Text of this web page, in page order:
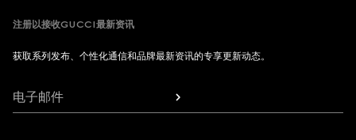
注册以接收GUCCI最新资讯
获取系列发布、个性化通信和品牌最新资讯的专享更新动态。
电子邮件